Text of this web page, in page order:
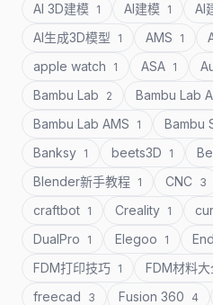
AI 3D建模 1 AI建模 1 AI
AI生成3D模型 1 AMS 1
apple watch 1 ASA 1
Bambu Lab 2 Bambu Lab
Bambu Lab AMS 1 Bambu
Banksy 1 beets3D 1
Blender新手教程 1 CNC 3
craftbot 1 Creality 1
DualPro 1 Elegoo 1
FDM打印技巧 1 FDM材料大
freecad 3 Fusion 360 4